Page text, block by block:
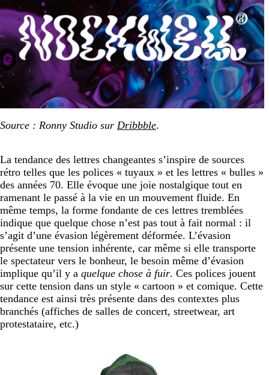
Source : Ronny Studio sur Dribbble.
La tendance des lettres changeantes s’inspire de sources
rétro telles que les polices « tuyaux » et les lettres « bulles »
des années 70. Elle évoque une joie nostalgique tout en
ramenant le passé à la vie en un mouvement fluide. En
même temps, la forme fondante de ces lettres tremblées
indique que quelque chose n’est pas tout à fait normal : il
s’agit d’une évasion légèrement déformée. L’évasion
présente une tension inhérente, car même si elle transporte
le spectateur vers le bonheur, le besoin même d’évasion
implique qu’il y a quelque chose à fuir. Ces polices jouent
sur cette tension dans un style « cartoon » et comique. Cette
tendance est ainsi très présente dans des contextes plus
branchés (affiches de salles de concert, streetwear, art
protestataire, etc.)